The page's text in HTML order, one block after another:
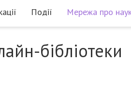
Події Мережа про
бібліотеки